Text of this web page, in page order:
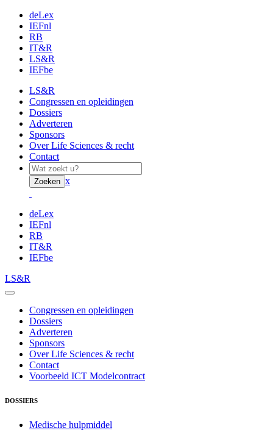
deLex
IEFnl
RB
IT&R
LS&R
IEFbe
LS&R
Congressen en opleidingen
Dossiers
Adverteren
Sponsors
Over Life Sciences & recht
Contact
Zoeken x
deLex
IEFnl
RB
IT&R
IEFbe
LS&R
Congressen en opleidingen
Dossiers
Adverteren
Sponsors
Over Life Sciences & recht
Contact
Voorbeeld ICT Modelcontract
DOSSIERS
Medische hulpmiddel